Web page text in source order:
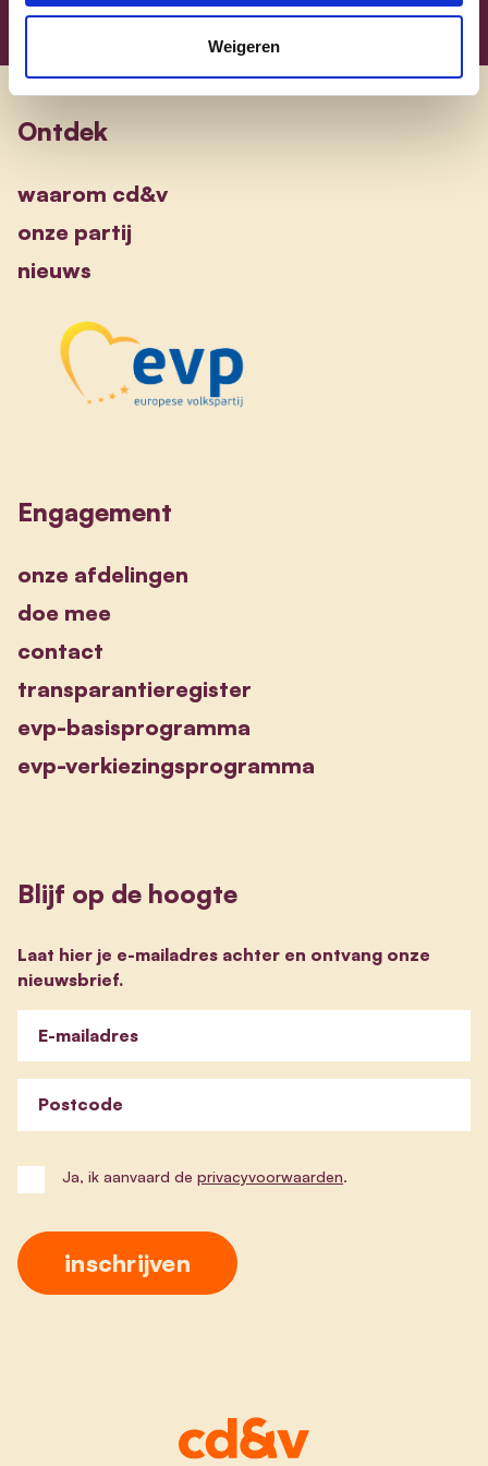
Weigeren
Ontdek
waarom cd&v
onze partij
nieuws
Engagement
onze afdelingen
doe mee
contact
transparantieregister
evp-basisprogramma
evp-verkiezingsprogramma
Blijf op de hoogte
Laat hier je e-mailadres achter en ontvang onze
nieuwsbrief.
E-mailadres
Postcode
Ja, ik aanvaard de privacyvoorwaarden.